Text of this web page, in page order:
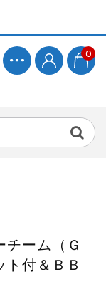
0
ーム（Ｇ
付＆ＢＢ